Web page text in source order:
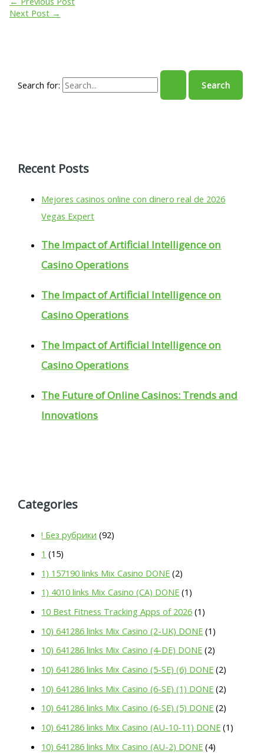
Next Post →
Search for:
Recent Posts
Mejores casinos online con dinero real de 2026
Vegas Expert
The Impact of Artificial Intelligence on
Casino Operations
The Impact of Artificial Intelligence on
Casino Operations
The Impact of Artificial Intelligence on
Casino Operations
The Future of Online Casinos: Trends and
Innovations
Categories
! Без рубрики (92)
1 (15)
1) 157190 links Mix Casino DONE (2)
1) 4010 links Mix Casino (CA) DONE (1)
10 Best Fitness Tracking Apps of 2026 (1)
10) 641286 links Mix Casino (2-UK) DONE (1)
10) 641286 links Mix Casino (4-DE) DONE (2)
10) 641286 links Mix Casino (5-SE) (6) DONE (2)
10) 641286 links Mix Casino (6-SE) (1) DONE (2)
10) 641286 links Mix Casino (6-SE) (5) DONE (2)
10) 641286 links Mix Casino (AU-10-11) DONE (1)
10) 641286 links Mix Casino (AU-2) DONE (4)